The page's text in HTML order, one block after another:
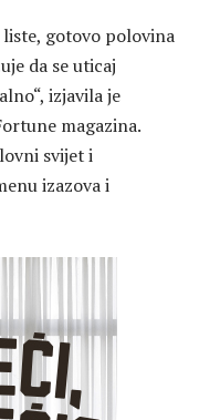
liste, gotovo polovina
da se uticaj
izjavila je
magazina.
svijet i
izazova i